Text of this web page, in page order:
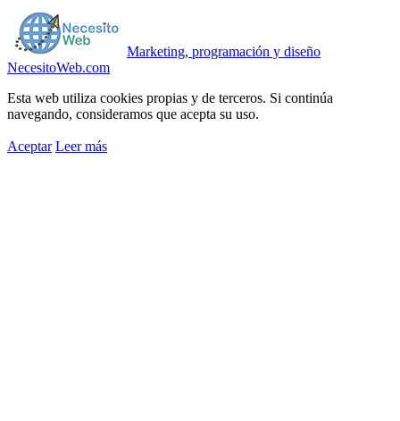
Marketing, programación y diseño
NecesitoWeb.com
Esta web utiliza cookies propias y de terceros. Si continúa
navegando, consideramos que acepta su uso.
Aceptar Leer más